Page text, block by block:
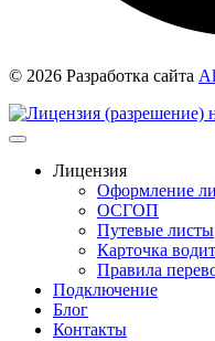
© 2026 Разработка сайта
Лицензия
Оформление
ОСГОП
Путевые листы
Карточка
Правила
Подключение
Блог
Контакты